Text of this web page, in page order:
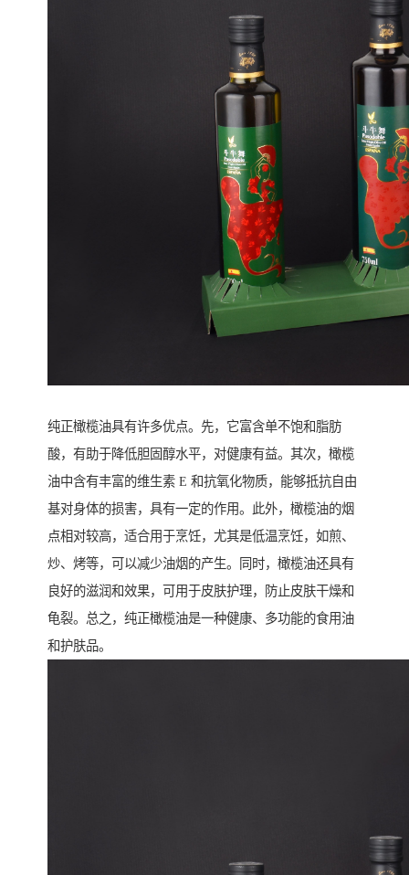
纯正橄榄油具有许多优点。先，它富含单不饱和脂肪
酸，有助于降低胆固醇水平，对健康有益。其次，橄榄
油中含有丰富的维生素 E 和抗氧化物质，能够抵抗自由
基对身体的损害，具有一定的作用。此外，橄榄油的烟
点相对较高，适合用于烹饪，尤其是低温烹饪，如煎、
炒、烤等，可以减少油烟的产生。同时，橄榄油还具有
良好的滋润和效果，可用于皮肤护理，防止皮肤干燥和
龟裂。总之，纯正橄榄油是一种健康、多功能的食用油
和护肤品。